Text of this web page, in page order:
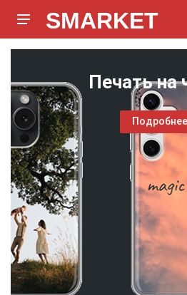
SMARKET
Печать на
Подробнее